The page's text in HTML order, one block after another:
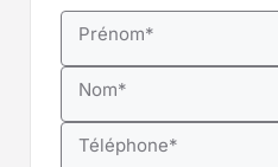
Prénom*
Nom*
Téléphone*